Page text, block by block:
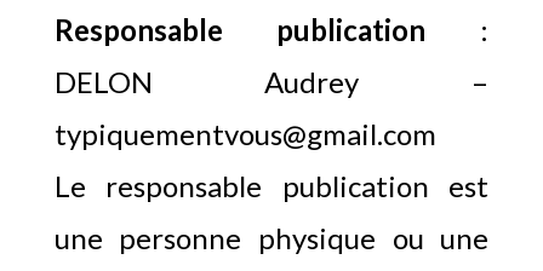
Responsable publication :
DELON Audrey –
typiquementvous@gmail.com
Le responsable publication est
une personne physique ou une